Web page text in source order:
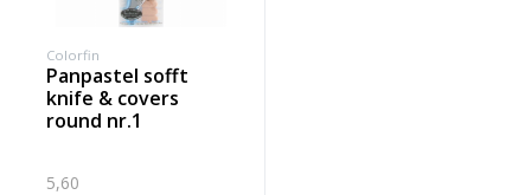
Colorfin
panpastel sofft
knife & covers
round nr.1
5,60